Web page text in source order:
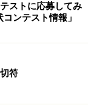
ストに応募してみ
ンテスト情報」
符